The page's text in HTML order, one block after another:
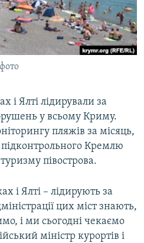
і Ялті лідирували за
у всьому Криму.
пляжів за місяць,
Кремлю
півострова.
і Ялті – лідирують за
цих міст знають,
і ми сьогодні чекаємо
міністр курортів і